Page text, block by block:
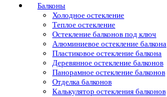
Балконы
Холодное остекление
Теплое остекление
Остекление балконов под ключ
Алюминиевое остекление балкона
Пластиковое остекление балкона
Деревянное остекление балконов
Панорамное остекление балконов
Отделка балконов
Калькулятор остекления балконов